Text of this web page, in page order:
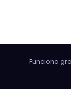
Funciona